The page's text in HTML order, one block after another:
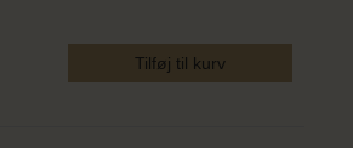
Tilføj til kurv